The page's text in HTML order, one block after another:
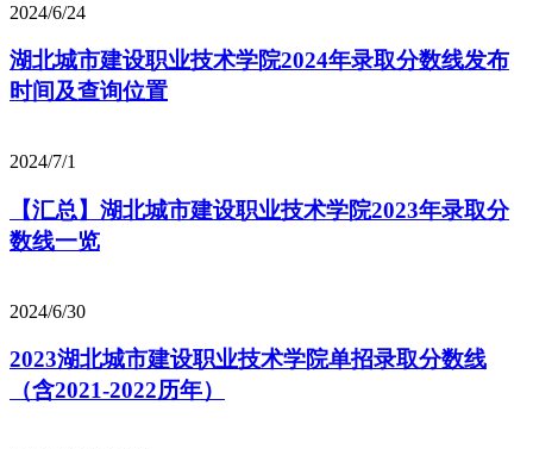
2024/6/24
湖北城市建设职业技术学院2024年录取分数线发布
时间及查询位置
2024/7/1
【汇总】湖北城市建设职业技术学院2023年录取分
数线一览
2024/6/30
2023湖北城市建设职业技术学院单招录取分数线
（含2021-2022历年）